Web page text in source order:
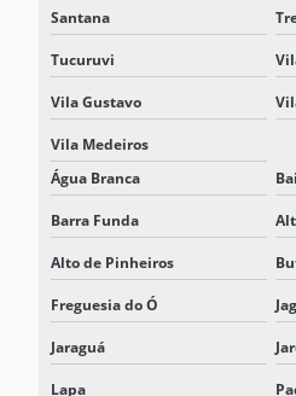
NOBREAK TRIFÁSICO
NOBREAK TRIFÁSICO 220V
NOBREAK TRIFÁSICO 380V
NOBREAK UPS
NOBREAK VALOR
NOBREAKS
PROJETO DE SISTEMAS BESS
REPRESENTANTE DELTA
Santana
Tucuruvi
Vila Gustavo
Vila Medeiros
Água Branca
Barra Funda
Alto de Pinheiros
Freguesia do Ó
Jaraguá
Lapa